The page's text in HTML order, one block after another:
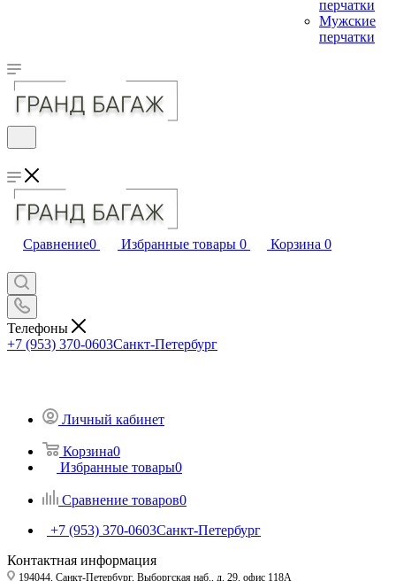
перчатки
Мужские
перчатки
Сравнение0 Избранные товары 0 Корзина 0
Телефоны
+7 (953) 370-0603Санкт-Петербург
Личный кабинет
Корзина0
Избранные товары0
Сравнение товаров0
+7 (953) 370-0603Санкт-Петербург
Контактная информация
194044, Санкт-Петербург, Выборгская наб., д. 29, офис 118А